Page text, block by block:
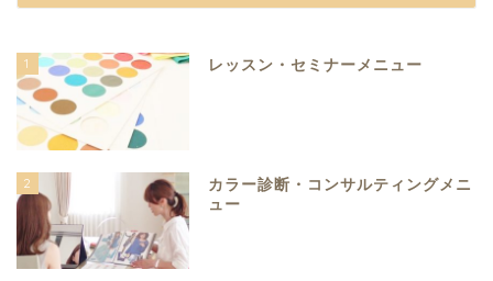
1 レッスン・セミナーメニュー
2
カラー診断・コンサルティングメニ
ュー